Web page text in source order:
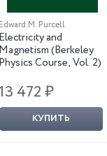
Edward M. Purcell
Electricity and
Magnetism (Berkeley
Physics Course, Vol. 2)
13 472 ₽
КУПИТЬ